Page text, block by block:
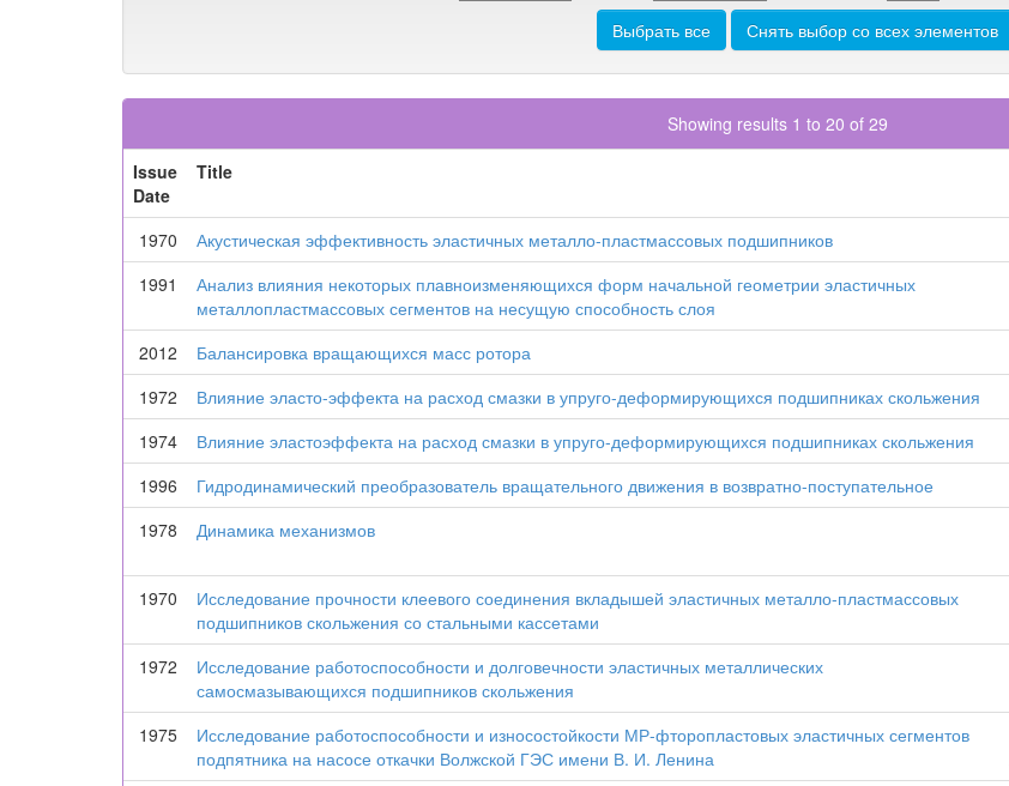
Showing results 1 to 20 of 29
Issue
Date
Title
1970 Акустическая эффективность эластичных металло-пластмассовых подшипников
1991
Анализ влияния некоторых плавноизменяющихся форм начальной геометрии эластичных
металлопластмассовых сегментов на несущую способность слоя
2012 Балансировка вращающихся масс ротора
1972
Влияние эласто-эффекта на расход смазки в упруго-деформирующихся подшипниках скольжения
1974
Влияние эластоэффекта на расход смазки в упруго-деформирующихся подшипниках скольжения
1996
Гидродинамический преобразователь вращательного движения в возвратно-поступательное
1978
Динамика механизмов
1970
Исследование прочности клеевого соединения вкладышей эластичных металло-пластмассовых
подшипников скольжения со стальными кассетами
1972
Исследование работоспособности и долговечности эластичных металлических
самосмазывающихся подшипников скольжения
1975
Исследование работоспособности и износостойкости МР-фторопластовых эластичных сегментов
подпятника на насосе откачки Волжской ГЭС имени В. И. Ленина